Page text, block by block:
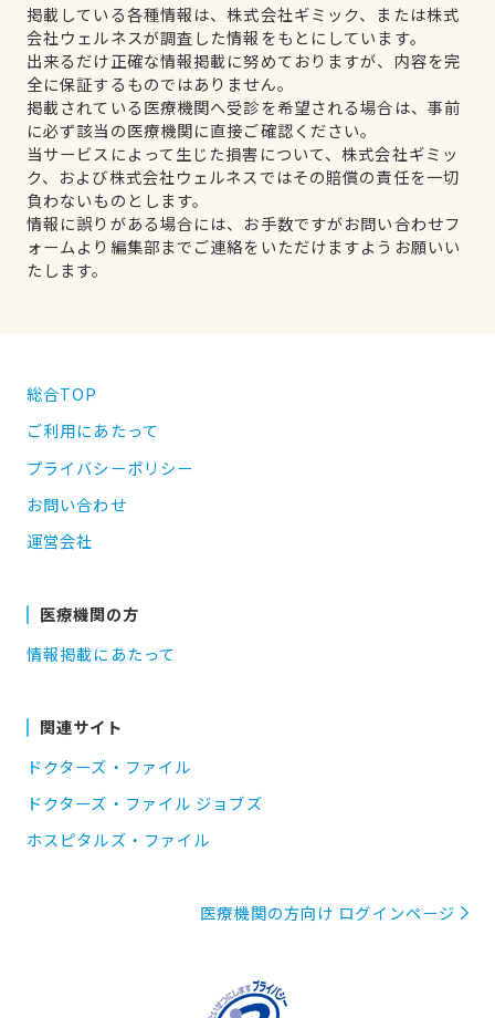
掲載している各種情報は、株式会社ギミック、または株式
会社ウェルネスが調査した情報をもとにしています。
出来るだけ正確な情報掲載に努めておりますが、内容を完
全に保証するものではありません。
掲載されている医療機関へ受診を希望される場合は、事前
に必ず該当の医療機関に直接ご確認ください。
当サービスによって生じた損害について、株式会社ギミッ
ク、および株式会社ウェルネスではその賠償の責任を一切
負わないものとします。
情報に誤りがある場合には、お手数ですがお問い合わせフ
ォームより編集部までご連絡をいただけますようお願いい
たします。
総合TOP
ご利用にあたって
プライバシーポリシー
お問い合わせ
運営会社
医療機関の方
情報掲載にあたって
関連サイト
ドクターズ・ファイル
ドクターズ・ファイル ジョブズ
ホスピタルズ・ファイル
医療機関の方向け ログインページ